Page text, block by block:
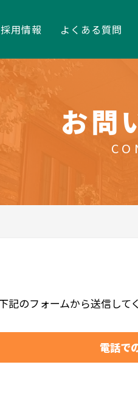
採用情報 よくある質問
お問
のフォームから送信して
電話で